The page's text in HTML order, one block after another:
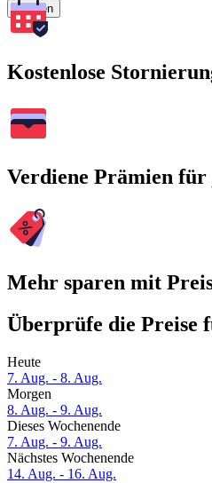
Suchen
Kostenlose
Verdiene Prämien für
Mehr sparen mit
Überprüfe die Preise
Heute
7. Aug. - 8. Aug.
Morgen
8. Aug. - 9. Aug.
Dieses Wochenende
7. Aug. - 9. Aug.
Nächstes Wochenende
14. Aug. - 16. Aug.